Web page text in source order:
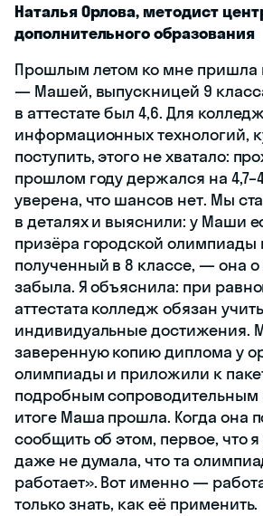
Наталья Орлова, методист
дополнительного образования
Прошлым летом ко мне пришла
— Машей, выпускницей 9
в аттестате был 4,6. Для
информационных технологий,
поступить, этого не хватало:
прошлом году держался на
уверена, что шансов нет. Мы
в деталях и выяснили: у Маши
призёра городской олимпиады
полученный в 8 классе, — она
забыла. Я объяснила: при
аттестата колледж обязан
индивидуальные достижения.
заверенную копию диплома у
олимпиады и приложили к
подробным сопроводительным
итоге Маша прошла. Когда она
сообщить об этом, первое, что
даже не думала, что та
работает». Вот именно —
только знать, как её применить.